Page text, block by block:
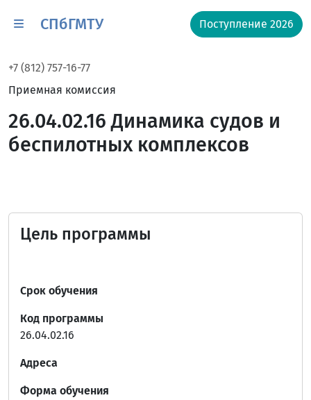
СПбГМТУ Поступление 2026
+7 (812) 757-16-77
Приемная комиссия
26.04.02.16 Динамика судов и
беспилотных комплексов
Цель программы
Срок обучения
Код программы
26.04.02.16
Адреса
Форма обучения